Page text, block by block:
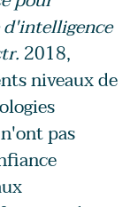
2018,
niveaux de
pas